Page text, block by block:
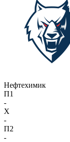
Нефтехимик
П1
-
X
-
П2
-